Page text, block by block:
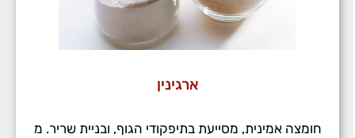
ארגינין
חומצה אמינית, מסייעת בתיפקודי הגוף, ובניית שריר. מ